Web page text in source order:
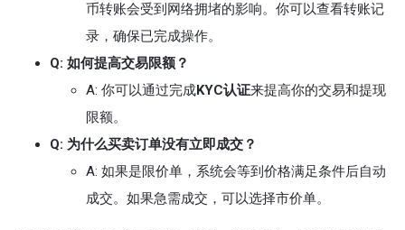
币转账会受到网络拥堵的影响。你可以查看转账记
录，确保已完成操作。
Q: 如何提高交易限额？
A: 你可以通过完成KYC认证来提高你的交易和提现
限额。
Q: 为什么买卖订单没有立即成交？
A: 如果是限价单，系统会等到价格满足条件后自动
成交。如果急需成交，可以选择市价单。